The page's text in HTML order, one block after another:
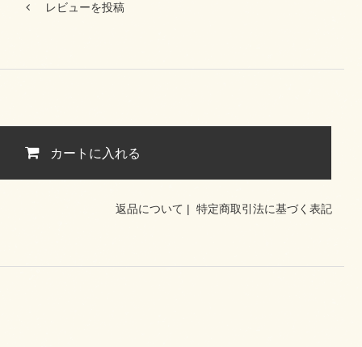
レビューを投稿
カートに入れる
返品について | 特定商取引法に基づく表記